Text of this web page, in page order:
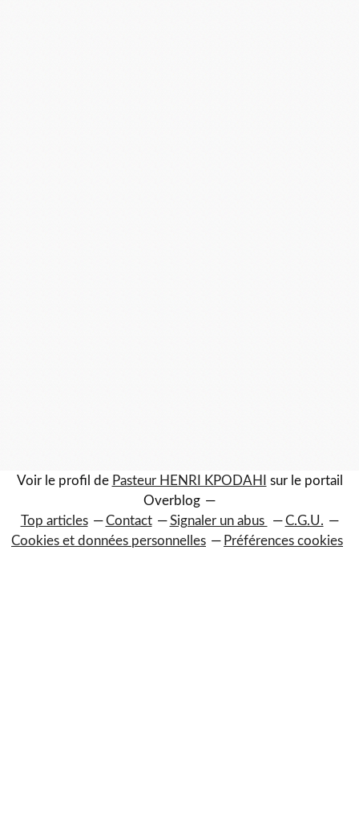
Voir le profil de Pasteur HENRI KPODAHI
sur le portail
Overblog
Top articles
Contact Signaler un abus
C.G.U.
Cookies et données personnelles
Préférences cookies